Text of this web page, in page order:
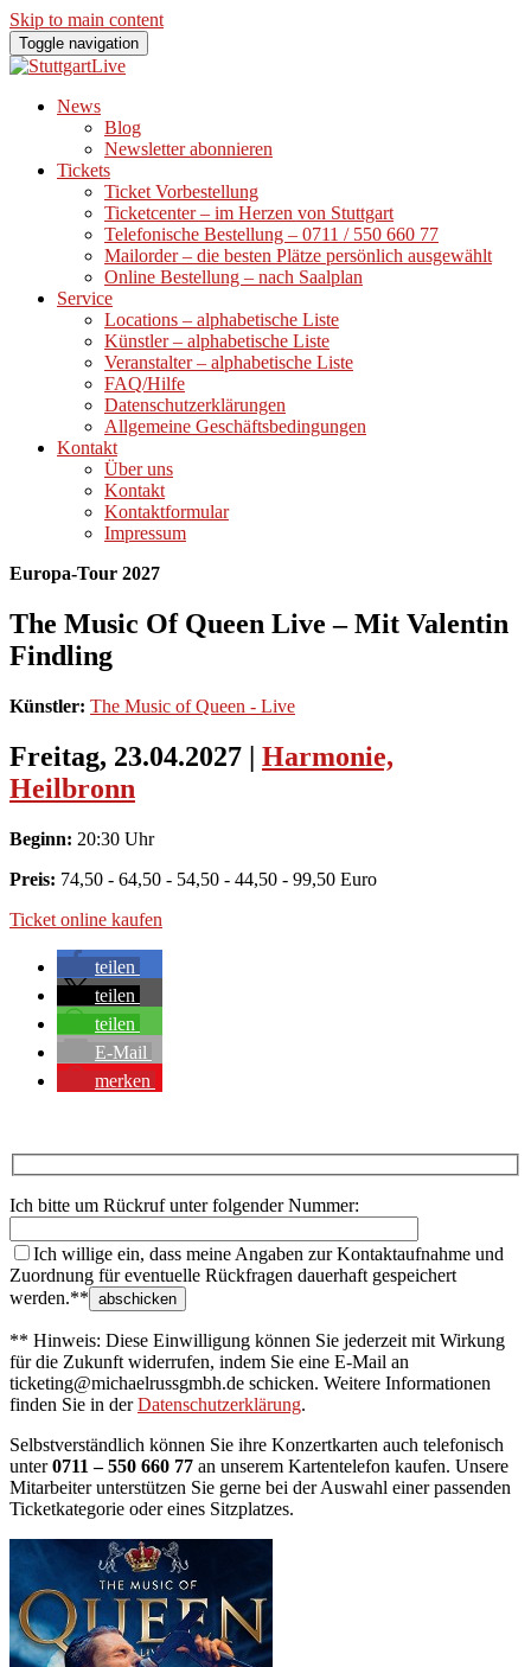
Skip to main content
Toggle navigation
News
Blog
Newsletter abonnieren
Tickets
Ticket Vorbestellung
Ticketcenter – im Herzen von Stuttgart
Telefonische Bestellung – 0711 / 550 660 77
Mailorder – die besten Plätze persönlich ausgewählt
Online Bestellung – nach Saalplan
Service
Locations – alphabetische Liste
Künstler – alphabetische Liste
Veranstalter – alphabetische Liste
FAQ/Hilfe
Datenschutzerklärungen
Allgemeine Geschäftsbedingungen
Kontakt
Über uns
Kontakt
Kontaktformular
Impressum
Europa-Tour 2027
The Music Of Queen Live – Mit Valentin
Findling
Künstler: The Music of Queen - Live
Freitag, 23.04.2027 | Harmonie,
Heilbronn
Beginn: 20:30 Uhr
Preis: 74,50 - 64,50 - 54,50 - 44,50 - 99,50 Euro
Ticket online kaufen
teilen
teilen
teilen
E-Mail
merken
Ich bitte um Rückruf unter folgender Nummer:
Ich willige ein, dass meine Angaben zur Kontaktaufnahme und
Zuordnung für eventuelle Rückfragen dauerhaft gespeichert
werden.**
** Hinweis: Diese Einwilligung können Sie jederzeit mit Wirkung
für die Zukunft widerrufen, indem Sie eine E-Mail an
ticketing@michaelrussgmbh.de schicken. Weitere Informationen
finden Sie in derDatenschutzerklärung.
Selbstverständlich können Sie ihre Konzertkarten auch telefonisch
unter0711 – 550 660 77 an unserem Kartentelefon kaufen. Unsere
Mitarbeiter unterstützen Sie gerne bei der Auswahl einer passenden
Ticketkategorie oder eines Sitzplatzes.